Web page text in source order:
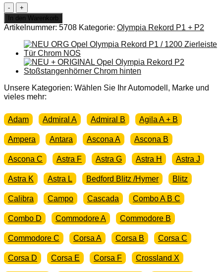
NEU
+
ORIGINAL
Opel
Olympia
Rekord
'54
'57
Zündverteiler
Verteiler
Zünder
Menge
In den Warenkorb
Artikelnummer: 5708 Kategorie: Olympia Rekord P1 + P2
Unsere Kategorien: Wählen Sie Ihr Automodell, Marke und
vieles mehr:
Adam Admiral A Admiral B Agila A + B
Ampera Antara Ascona A Ascona B
Ascona C Astra F Astra G Astra H Astra J
Astra K Astra L Bedford Blitz /Hymer Blitz
Calibra Campo Cascada Combo A B C
Combo D Commodore A Commodore B
Commodore C Corsa A Corsa B Corsa C
Corsa D Corsa E Corsa F Crossland X